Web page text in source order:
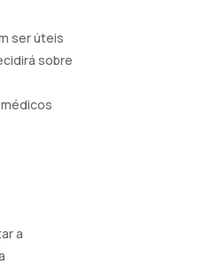
ser úteis
sobre
a